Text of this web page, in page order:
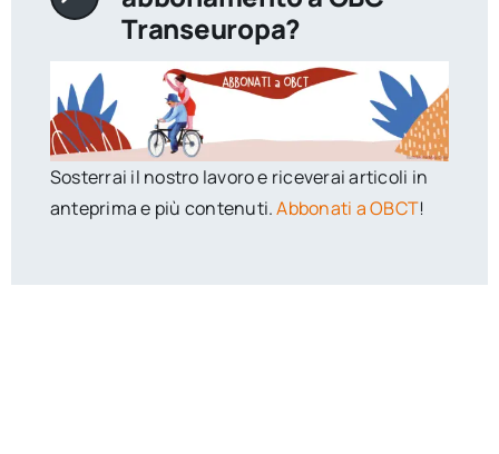
Transeuropa?
Sosterrai il nostro lavoro e riceverai articoli in
anteprima e più contenuti.Abbonati a OBCT!